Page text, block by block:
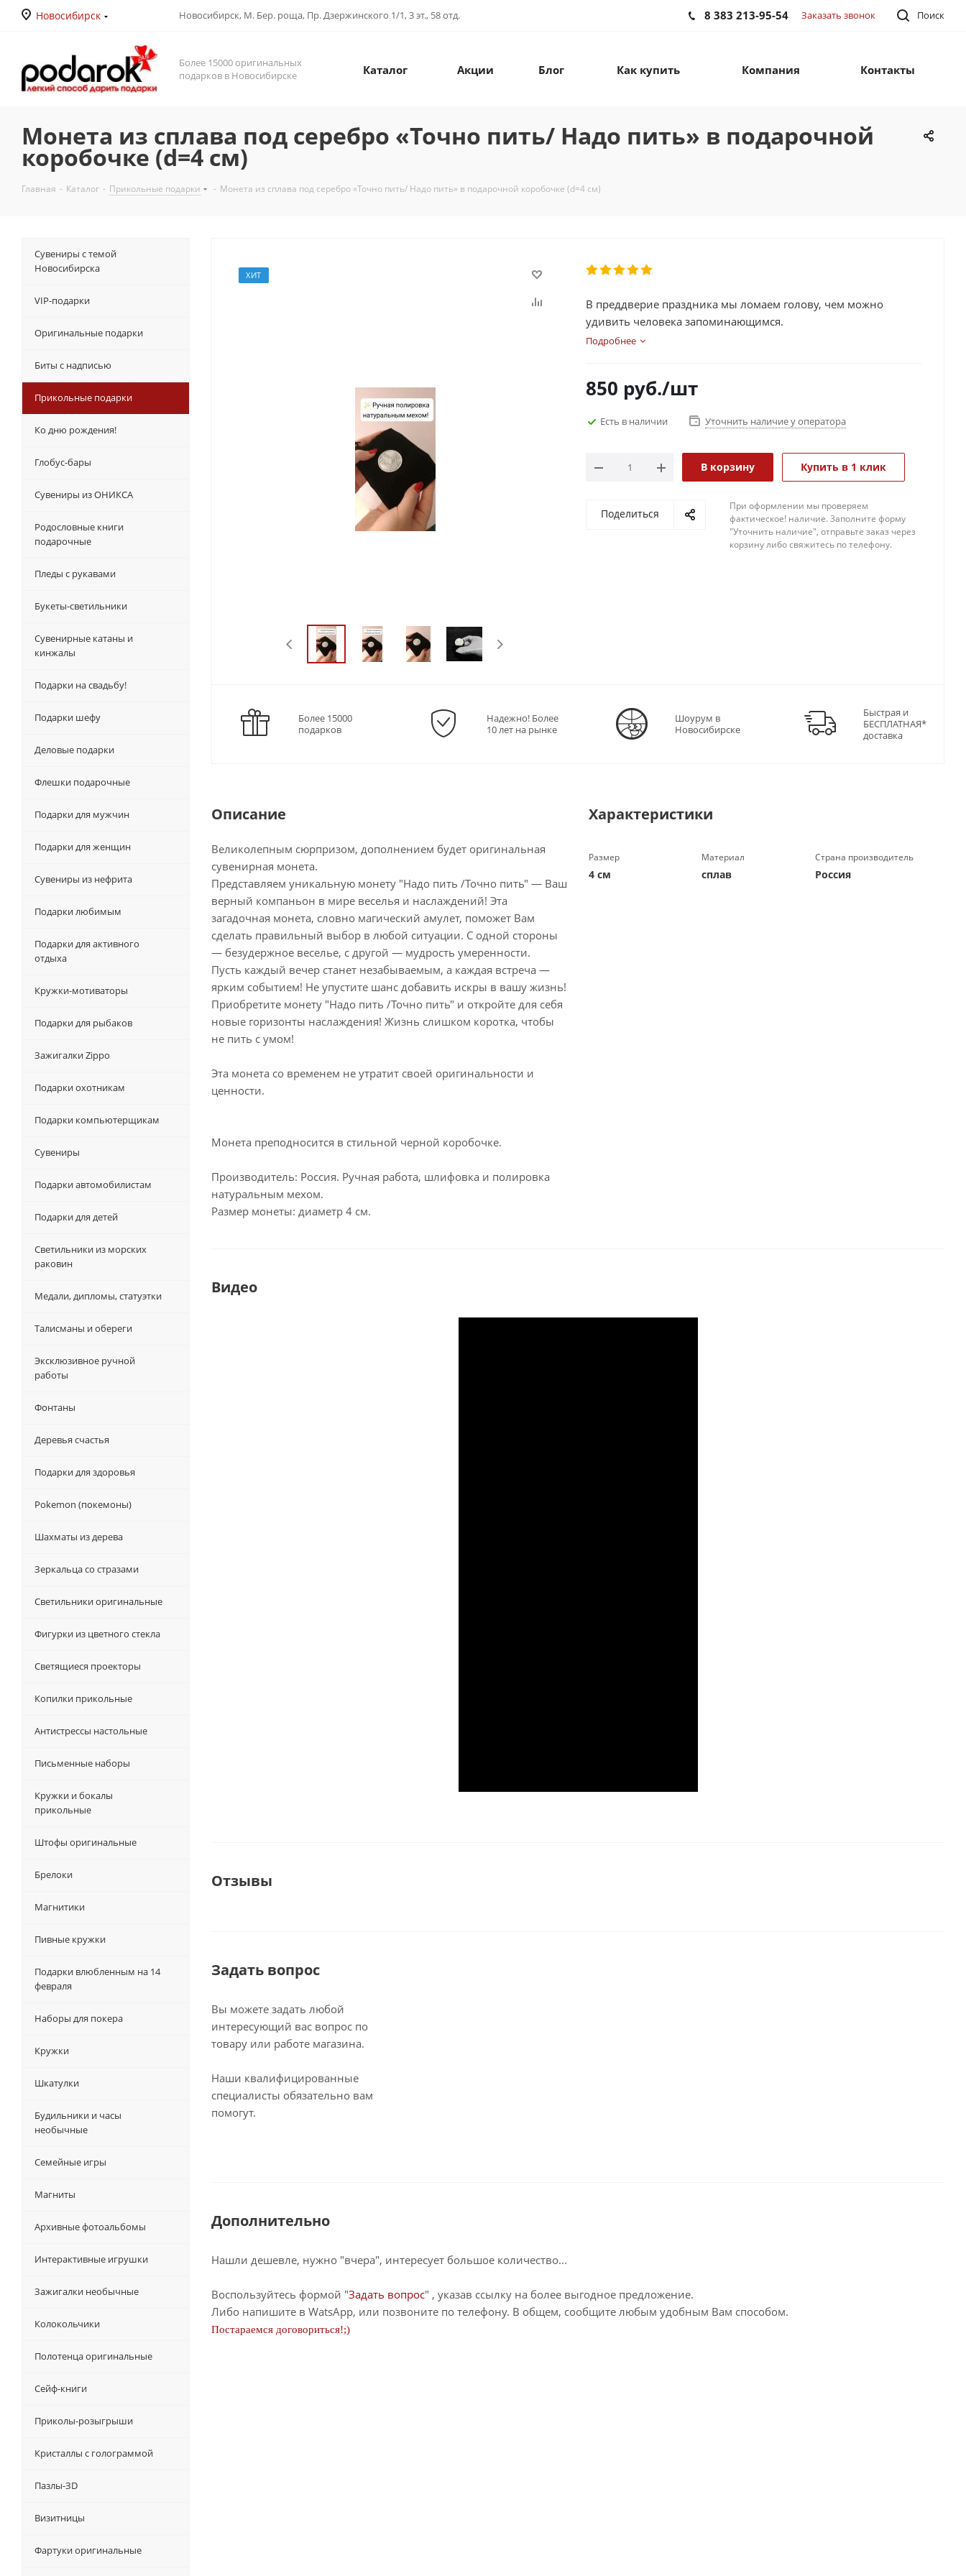
Новосибирск Новосибирск, М. Бер. роща, Пр. Дзержинского 1/1, 3 эт., 58 отд. Поиск
8 383 213-95-54 Заказать звонок
Более 15000 оригинальных
подарков в Новосибирске
Каталог Акции Блог Как купить Компания Контакты
Монета из сплава под серебро «Точно пить/ Надо пить» в подарочной
коробочке (d=4 см)
Главная - Каталог - Прикольные подарки - Монета из сплава под серебро «Точно пить/ Надо пить» в подарочной коробочке (d=4 см)
ХИТ
В преддверие праздника мы ломаем голову, чем можно
удивить человека запоминающимся.
Подробнее
850 руб./шт
Есть в наличии Уточнить наличие у оператора
В корзину Купить в 1 клик
Поделиться
При оформлении мы проверяем
фактическое! наличие. 3аполните форму
"Уточнить наличие", отправьте заказ через
корзину либо свяжитесь по телефону.
Более 15000
подарков
Надежно! Более
10 лет на рынке
Шоурум в
Новосибирске
Быстрая и
БЕСПЛАТНАЯ*
доставка
Описание
Великолепным сюрпризом, дополнением будет оригинальная
сувенирная монета.
Представляем уникальную монету "Надо пить /Точно пить" — Ваш
верный компаньон в мире веселья и наслаждений! Эта
загадочная монета, словно магический амулет, поможет Вам
сделать правильный выбор в любой ситуации. С одной стороны
— безудержное веселье, с другой — мудрость умеренности.
Пусть каждый вечер станет незабываемым, а каждая встреча —
ярким событием! Не упустите шанс добавить искры в вашу жизнь!
Приобретите монету "Надо пить /Точно пить" и откройте для себя
новые горизонты наслаждения! Жизнь слишком коротка, чтобы
не пить с умом!
Эта монета со временем не утратит своей оригинальности и
ценности.
Монета преподносится в стильной черной коробочке.
Производитель: Россия. Ручная работа, шлифовка и полировка
натуральным мехом.
Размер монеты: диаметр 4 см.
Характеристики
Размер
4 см
Материал
сплав
Страна производитель
Россия
Видео
Отзывы
Задать вопрос
Вы можете задать любой
интересующий вас вопрос по
товару или работе магазина.
Наши квалифицированные
специалисты обязательно вам
помогут.
Дополнительно
Нашли дешевле, нужно "вчера", интересует большое количество...
Воспользуйтесь формой "Задать вопрос" , указав ссылку на более выгодное предложение.
Либо напишите в WatsApp, или позвоните по телефону. В общем, сообщите любым удобным Вам способом.
Постараемся договориться!;)
Сувениры с темой
Новосибирска
VIP-подарки
Оригинальные подарки
Биты с надписью
Прикольные подарки
Ко дню рождения!
Глобус-бары
Сувениры из ОНИКСА
Родословные книги
подарочные
Пледы с рукавами
Букеты-светильники
Сувенирные катаны и
кинжалы
Подарки на свадьбу!
Подарки шефу
Деловые подарки
Флешки подарочные
Подарки для мужчин
Подарки для женщин
Сувениры из нефрита
Подарки любимым
Подарки для активного
отдыха
Кружки-мотиваторы
Подарки для рыбаков
Зажигалки Zippo
Подарки охотникам
Подарки компьютерщикам
Сувениры
Подарки автомобилистам
Подарки для детей
Светильники из морских
раковин
Медали, дипломы, статуэтки
Талисманы и обереги
Эксклюзивное ручной
работы
Фонтаны
Деревья счастья
Подарки для здоровья
Pokemon (покемоны)
Шахматы из дерева
Зеркальца со стразами
Светильники оригинальные
Фигурки из цветного стекла
Светящиеся проекторы
Копилки прикольные
Антистрессы настольные
Письменные наборы
Кружки и бокалы
прикольные
Штофы оригинальные
Брелоки
Магнитики
Пивные кружки
Подарки влюбленным на 14
февраля
Наборы для покера
Кружки
Шкатулки
Будильники и часы
необычные
Семейные игры
Магниты
Архивные фотоальбомы
Интерактивные игрушки
Зажигалки необычные
Колокольчики
Полотенца оригинальные
Сейф-книги
Приколы-розыгрыши
Кристаллы с голограммой
Пазлы-ЗD
Визитницы
Фартуки оригинальные